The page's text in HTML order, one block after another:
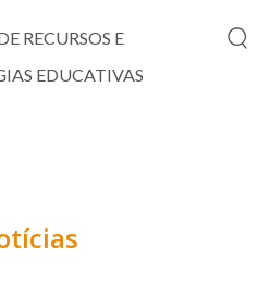
RECURSOS E
EDUCATIVAS